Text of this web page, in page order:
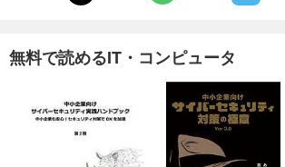
無料で読めるIT・コンピュータ